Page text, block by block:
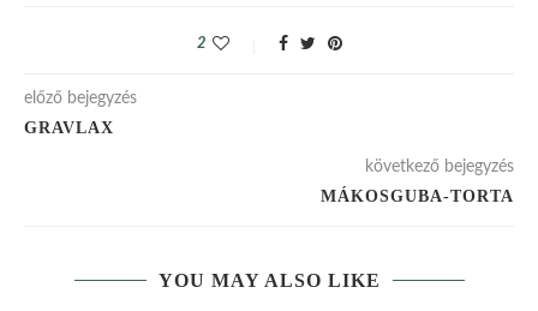
2
előző bejegyzés
GRAVLAX
következő bejegyzés
MÁKOSGUBA-TORTA
YOU MAY ALSO LIKE